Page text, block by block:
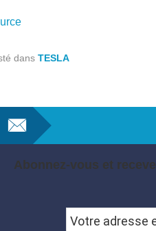
dans TESLA
Abonnez-vous et